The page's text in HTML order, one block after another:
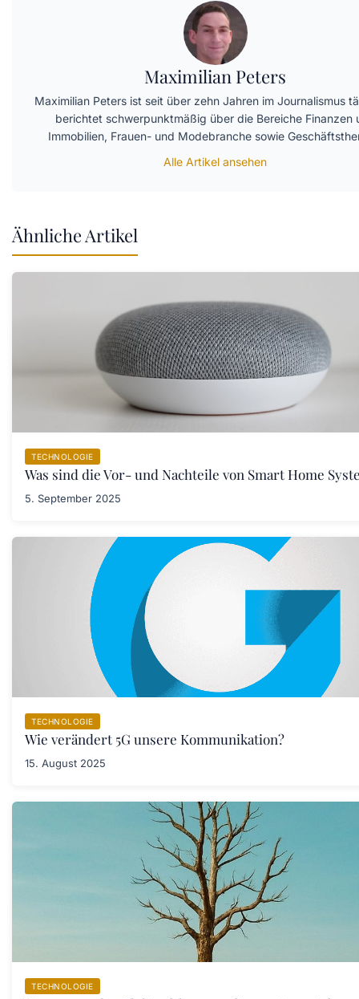
Maximilian Peters
Maximilian Peters ist seit über zehn Jahren im Journalismus
berichtet schwerpunktmäßig über die Bereiche Finanzen
Immobilien, Frauen- und Modebranche sowie
Alle Artikel ansehen
Ähnliche Artikel
TECHNOLOGIE
Was sind die Vor- und Nachteile von Smart Home
5. September 2025
TECHNOLOGIE
Wie verändert 5G unsere Kommunikation?
15. August 2025
TECHNOLOGIE